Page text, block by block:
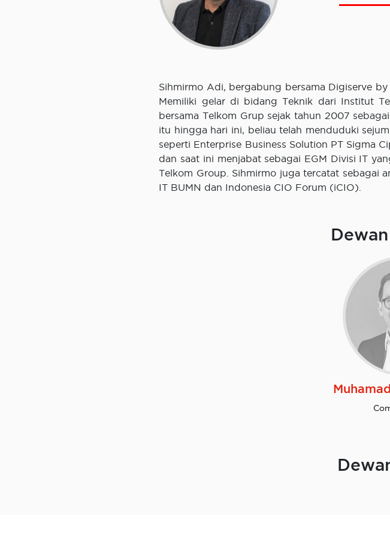
Sihmirmo Adi, bergabung bersama Digiserve
Memiliki gelar di bidang Teknik dari Institut
bersama Telkom Grup sejak tahun 2007
itu hingga hari ini, beliau telah menduduki
seperti Enterprise Business Solution PT Sigma
dan saat ini menjabat sebagai EGM Divisi IT
Telkom Group. Sihmirmo juga tercatat sebagai
IT BUMN dan Indonesia CIO Forum (iCIO).